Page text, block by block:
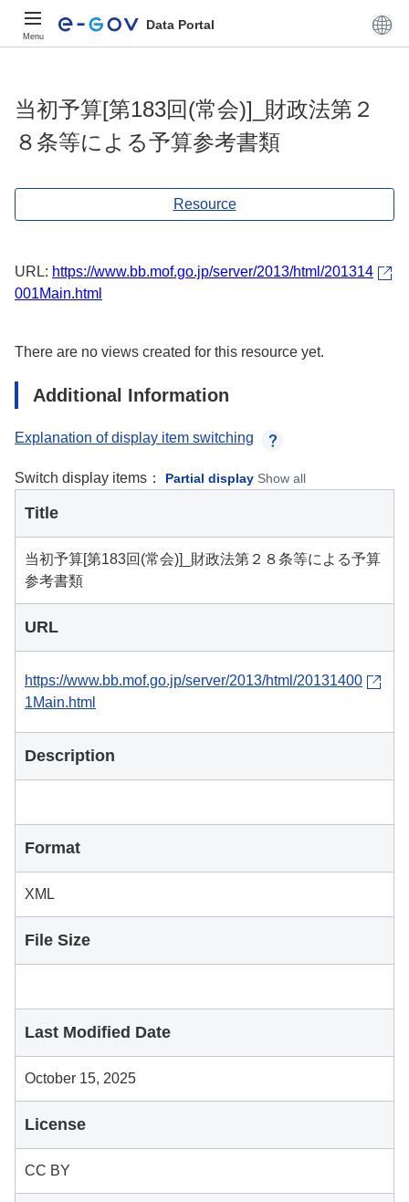
Menu
Data Portal
当初予算[第183回(常会)]_財政法第２
８条等による予算参考書類
Resource
URL: https://www.bb.mof.go.jp/server/2013/html/201314
001Main.html
There are no views created for this resource yet.
Additional Information
Explanation of display item switching
Switch display items： Partial display Show all
Title
当初予算[第183回(常会)]_財政法第２８条等による予算
参考書類
URL
https://www.bb.mof.go.jp/server/2013/html/20131400
1Main.html
Description
Format
XML
File Size
Last Modified Date
October 15, 2025
License
CC BY